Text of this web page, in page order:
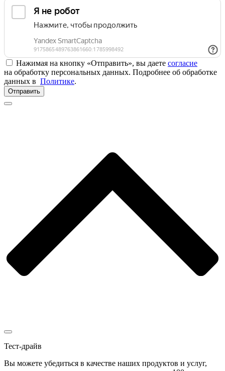
Нажимая на кнопку «Отправить», вы даете согласие
на обработку персональных данных. Подробнее об обработке
данных в Политике.
Отправить
Тест-драйв
Вы можете убедиться в качестве наших продуктов и услуг,